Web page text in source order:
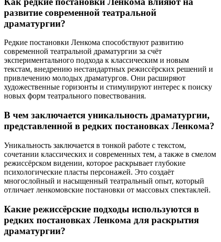
развитие современной театральной
драматургии?
Редкие постановки Ленкома способствуют развитию
современной театральной драматургии за счёт
экспериментального подхода к классическим и новым
текстам, внедрению нестандартных режиссёрских решений и
привлечению молодых драматургов. Они расширяют
художественные горизонты и стимулируют интерес к поиску
новых форм театрального повествования.
В чем заключается уникальность драматургии,
представленной в редких постановках Ленкома?
Уникальность заключается в тонкой работе с текстом,
сочетании классических и современных тем, а также в смелом
режиссёрском видении, которое раскрывает глубокие
психологические пласты персонажей. Это создаёт
многослойный и насыщенный театральный опыт, который
отличает ленкомовские постановки от массовых спектаклей.
Какие режиссёрские подходы используются в
редких постановках Ленкома для раскрытия
драматургии?